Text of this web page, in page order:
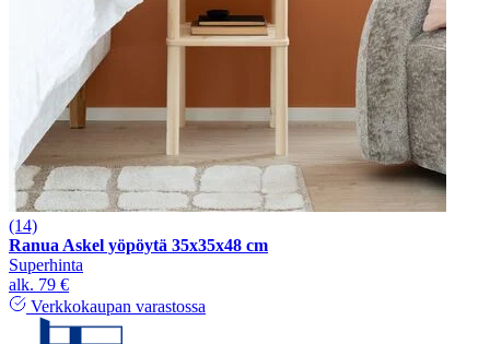
(14)
Ranua Askel yöpöytä 35x35x48 cm
Superhinta
alk. 79 €
Verkkokaupan varastossa